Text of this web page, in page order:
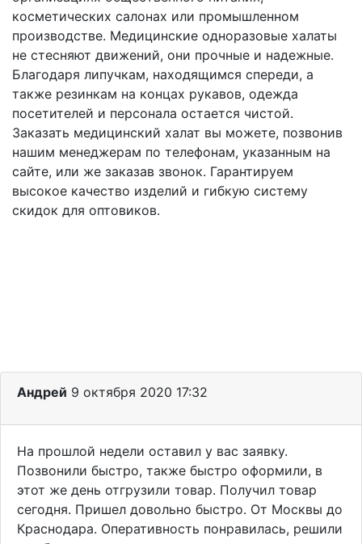
косметических салонах или промышленном
производстве. Медицинские одноразовые халаты
не стесняют движений, они прочные и надежные.
Благодаря липучкам, находящимся спереди, а
также резинкам на концах рукавов, одежда
посетителей и персонала остается чистой.
Заказать медицинский халат вы можете, позвонив
нашим менеджерам по телефонам, указанным на
сайте, или же заказав звонок. Гарантируем
высокое качество изделий и гибкую систему
скидок для оптовиков.
Андрей 9 октября 2020 17:32
На прошлой недели оставил у вас заявку.
Позвонили быстро, также быстро оформили, в
этот же день отгрузили товар. Получил товар
сегодня. Пришел довольно быстро. От Москвы до
Краснодара. Оперативность понравилась, решили